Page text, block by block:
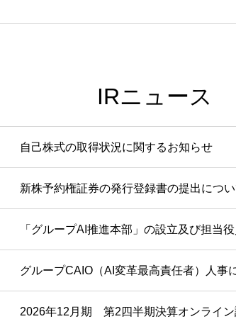
IRニュース
自己株式の取得状況に関するお知らせ
新株予約権証券の発行登録書の提出につい
「グループAI推進本部」の設立及び担当
グループCAIO（AI変革最高責任者）人事
2026年12月期 第2四半期決算オンライ